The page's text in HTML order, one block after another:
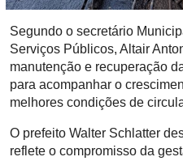
Segundo o secretário
Serviços Públicos, Altair
manutenção e recuperação
para acompanhar o
melhores condições de
O prefeito Walter Schlatter
reflete o compromisso da